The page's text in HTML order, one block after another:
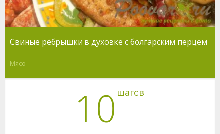
Свиные рёбрышки в духовке с болгарским перцем
Мясо
10 шагов